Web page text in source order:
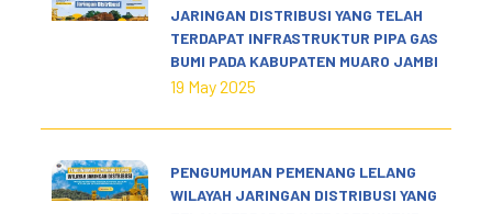
JARINGAN DISTRIBUSI YANG TELAH
TERDAPAT INFRASTRUKTUR PIPA GAS
BUMI PADA KABUPATEN MUARO JAMBI
19 May 2025
PENGUMUMAN PEMENANG LELANG
WILAYAH JARINGAN DISTRIBUSI YANG